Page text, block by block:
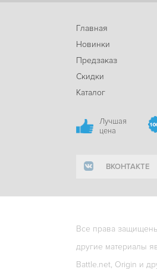
Главная
Новинки
Предзаказ
Скидки
Каталог
Лучшая
цена
ВКОНТАКТЕ
Все права
другие материалы
Battle.net, Origin и